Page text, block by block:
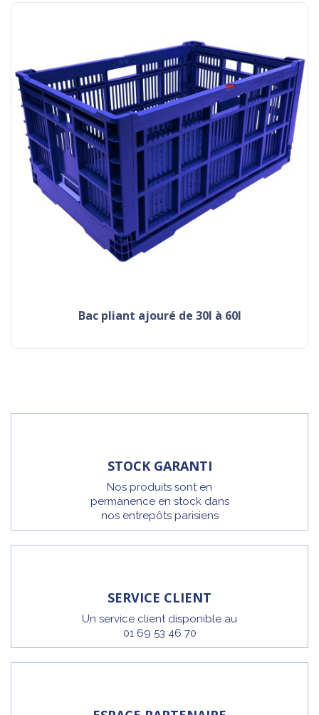
bac pliant ajouré de 30l à 60l
STOCK GARANTI
Nos produits sont en
permanence en stock dans
nos entrepôts parisiens
SERVICE CLIENT
Un service client disponible au
01 69 53 46 70